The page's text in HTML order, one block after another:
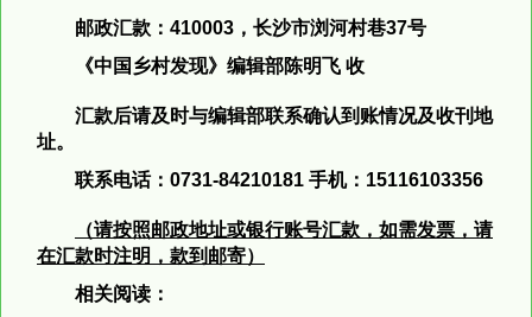
邮政汇款： 410003，长沙市浏河村巷37号
《中国乡村发现》编辑部陈明飞 收
汇款后请及时与编辑部联系确认到账情况及收刊地
址。
联系电话：0731-84210181 手机：15116103356
（请按照邮政地址或银行账号汇款，如需发票，请
在汇款时注明，款到邮寄）
相关阅读：